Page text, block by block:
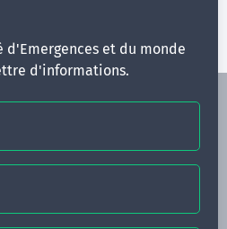
et du monde
d'informations.